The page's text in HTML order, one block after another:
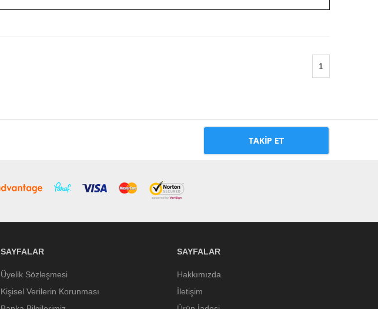
1
TAKIP ET
SAYFALAR
Üyelik Sözleşmesi
Kişisel Verilerin Korunması
SAYFALAR
Hakkımızda
İletişim